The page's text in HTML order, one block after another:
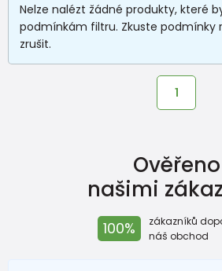
Nelze nalézt žádné produkty, které
podmínkám filtru. Zkuste podmínky
zrušit.
1
Ověřeno
našimi
100%
zákazníků
náš obchod